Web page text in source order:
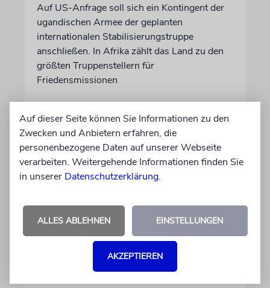
Auf US-Anfrage soll sich ein Kontingent der
ugandischen Armee der geplanten
internationalen Stabilisierungstruppe
anschließen. In Afrika zählt das Land zu den
größten Truppenstellern für
Friedensmissionen
07.08.2026
Auf dieser Seite können Sie Informationen zu den
Zwecken und Anbietern erfahren, die
personenbezogene Daten auf unserer Webseite
verarbeiten. Weitergehende Informationen finden Sie
in unserer Datenschutzerklärung.
ALLES ABLEHNEN EINSTELLUNGEN
AKZEPTIEREN